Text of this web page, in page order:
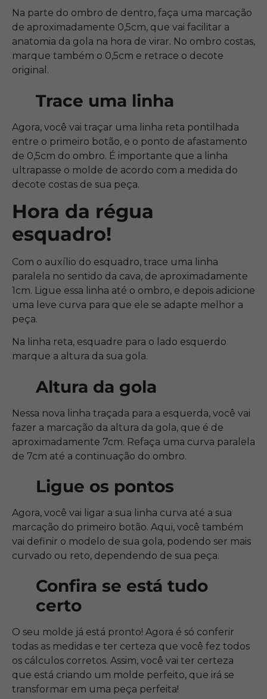
Na parte do ombro de dentro, faça uma marcação
de aproximadamente 0,5cm, que vai facilitar a
anatomia da gola na hora de virar. No ombro costas,
marque também o 0,5cm e retrace o decote
original.
Trace uma linha
Agora, você vai traçar uma linha reta pontilhada
entre o primeiro botão, e o ponto de afastamento
de 0,5cm do ombro. É importante que a linha
ultrapasse o molde de acordo com a medida do
decote costas de sua peça.
Hora da régua
esquadro!
Com o auxílio do esquadro, trace uma linha
paralela no sentido da cava, de aproximadamente
1cm. Ligue essa linha até o ombro, e depois adicione
uma leve curva para que ele se adapte melhor a
peça.
Na linha reta, esquadre para o lado esquerdo
marque a altura da sua gola.
Altura da gola
Nessa nova linha traçada para a esquerda, você vai
fazer a marcação da altura da gola, que é de
aproximadamente 7cm. Refaça uma curva paralela
de 7cm até a continuação do ombro.
Ligue os pontos
Agora, você vai ligar a sua linha curva até a sua
marcação do primeiro botão. Aqui, você também
vai definir o modelo de sua gola, podendo ser mais
curvado ou reto, dependendo de sua peça.
Confira se está tudo
certo
O seu molde já está pronto! Agora é só conferir
todas as medidas e ter certeza que você fez todos
os cálculos corretos. Assim, você vai ter certeza
que está criando um molde perfeito, que irá se
transformar em uma peça perfeita!